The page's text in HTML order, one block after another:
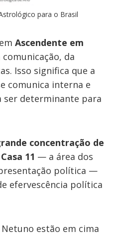
para o Brasil
Ascendente em
da
Isso significa que a
comunica interna e
ser determinante para
concentração de
11 — a área dos
política —
efervescência política
estão em cima